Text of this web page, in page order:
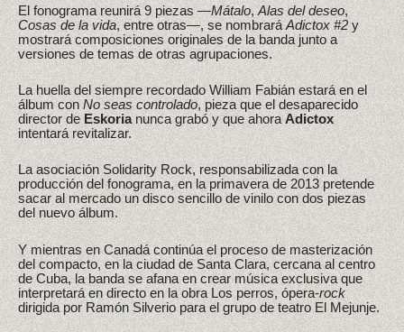
El fonograma reunirá 9 piezas —Mátalo,Alas del deseo,
Cosas de la vida, entre otras—, se nombraráAdictox #2y
mostrará composiciones originales de la banda junto a
versiones de temas de otras agrupaciones.
La huella del siempre recordado William Fabián estará en el
álbum conNo seas controlado, pieza que el desaparecido
director deEskorianunca grabó y que ahoraAdictox
intentará revitalizar.
La asociación Solidarity Rock, responsabilizada con la
producción del fonograma, en la primavera de 2013 pretende
sacar al mercado un disco sencillo de vinilo con dos piezas
del nuevo álbum.
Y mientras en Canadá continúa el proceso de masterización
del compacto, en la ciudad de Santa Clara, cercana al centro
de Cuba, la banda se afana en crear música exclusiva que
interpretará en directo en la obra Los perros, ópera-rock
dirigida por Ramón Silverio para el grupo de teatro El Mejunje.